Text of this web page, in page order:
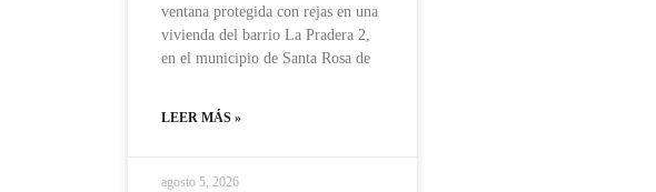
ventana protegida con rejas en una
vivienda del barrio La Pradera 2,
en el municipio de Santa Rosa de
LEER MÁS »
agosto 5, 2026